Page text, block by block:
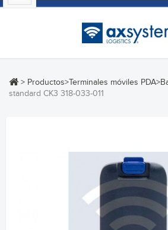
Toggle
> Productos>Terminales móviles PDA>
standard CK3 318-033-011